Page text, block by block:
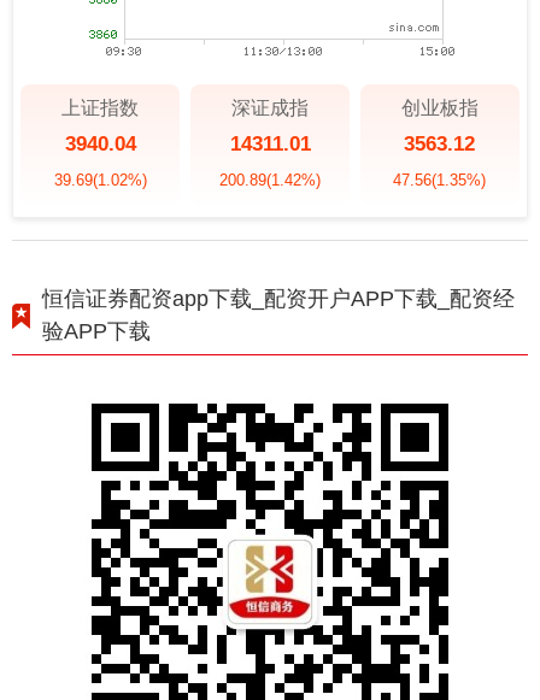
上证指数
3940.04
39.69(1.02%)
深证成指
14311.01
200.89(1.42%)
创业板指
3563.12
47.56(1.35%)
恒信证券配资app下载_配资开户APP下载_配资经
验APP下载